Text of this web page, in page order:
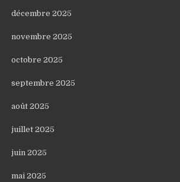
décembre 2025
novembre 2025
octobre 2025
septembre 2025
août 2025
juillet 2025
juin 2025
mai 2025